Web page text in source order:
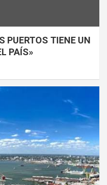
PUERTOS TIENE UN
PAÍS»